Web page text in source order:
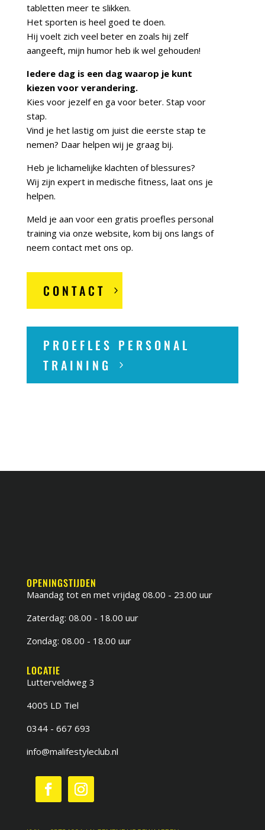
tabletten meer te slikken.
Het sporten is heel goed te doen.
Hij voelt zich veel beter en zoals hij zelf
aangeeft, mijn humor heb ik wel gehouden!
Iedere dag is een dag waarop je kunt
kiezen voor verandering.
Kies voor jezelf en ga voor beter. Stap voor
stap.
Vind je het lastig om juist die eerste stap te
nemen? Daar helpen wij je graag bij.
Heb je lichamelijke klachten of blessures?
Wij zijn expert in medische fitness, laat ons je
helpen.
Meld je aan voor een gratis proefles personal
training via onze website, kom bij ons langs of
neem contact met ons op.
CONTACT
PROEFLES PERSONAL
TRAINING
OPENINGSTIJDEN
Maandag tot en met vrijdag 08.00 - 23.00 uur
Zaterdag: 08.00 - 18.00 uur
Zondag: 08.00 - 18.00 uur
LOCATIE
Lutterveldweg 3
4005 LD Tiel
0344 - 667 693
info@malifestyleclub.nl